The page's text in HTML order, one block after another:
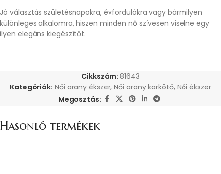
Jó választás születésnapokra, évfordulókra vagy bármilyen
különleges alkalomra, hiszen minden nő szívesen viselne egy
ilyen elegáns kiegészítőt.
Cikkszám: 81643
Kategóriák: Női arany ékszer, Női arany karkötő, Női ékszer
Megosztás:
Hasonló termékek